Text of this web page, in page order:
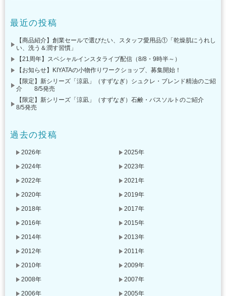
最近の投稿
【商品紹介】創業セールで選びたい、スタッフ愛用品①「乾燥肌にうれし
い、洗う＆潤す習慣」
【21周年】スペシャルインスタライブ配信（8/8・9時半～）
【お知らせ】KIYATAの小物作りワークショップ、募集開始！
【限定】新シリーズ「涼凪」（すずなぎ）シュクレ・ブレンド精油のご紹
介 8/5発売
【限定】新シリーズ「涼凪」（すずなぎ）石鹸・バスソルトのご紹介
8/5発売
過去の投稿
2026年
2025年
2024年
2023年
2022年
2021年
2020年
2019年
2018年
2017年
2016年
2015年
2014年
2013年
2012年
2011年
2010年
2009年
2008年
2007年
2006年
2005年